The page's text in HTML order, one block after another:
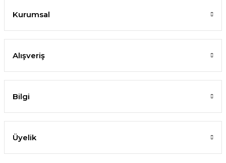
Kurumsal
Alışveriş
Bilgi
Üyelik